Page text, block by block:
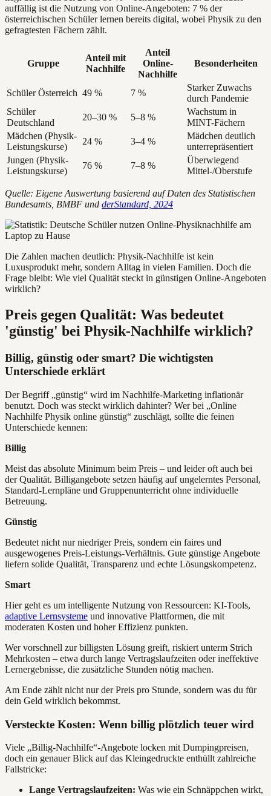
auffällig ist die Nutzung von Online-Angeboten: 7 % der
österreichischen Schüler lernen bereits digital, wobei Physik zu den
gefragtesten Fächern zählt.
Gruppe
Anteil mit
Nachhilfe
Anteil
Online-
Nachhilfe
Besonderheiten
Schüler Österreich 49 % 7 %
Starker Zuwachs
durch Pandemie
Schüler
Deutschland
20–30 % 5–8 %
Wachstum in
MINT-Fächern
Mädchen (Physik-
Leistungskurse)
24 % 3–4 %
Mädchen deutlich
unterrepräsentiert
Jungen (Physik-
Leistungskurse)
76 % 7–8 %
Überwiegend
Mittel-/Oberstufe
Quelle: Eigene Auswertung basierend auf Daten des Statistischen
Bundesamts, BMBF und derStandard, 2024
Die Zahlen machen deutlich: Physik-Nachhilfe ist kein
Luxusprodukt mehr, sondern Alltag in vielen Familien. Doch die
Frage bleibt: Wie viel Qualität steckt in günstigen Online-Angeboten
wirklich?
Preis gegen Qualität: Was bedeutet
'günstig' bei Physik-Nachhilfe wirklich?
Billig, günstig oder smart? Die wichtigsten
Unterschiede erklärt
Der Begriff „günstig“ wird im Nachhilfe-Marketing inflationär
benutzt. Doch was steckt wirklich dahinter? Wer bei „Online
Nachhilfe Physik online günstig“ zuschlägt, sollte die feinen
Unterschiede kennen:
Billig
Meist das absolute Minimum beim Preis – und leider oft auch bei
der Qualität. Billigangebote setzen häufig auf ungelerntes Personal,
Standard-Lernpläne und Gruppenunterricht ohne individuelle
Betreuung.
Günstig
Bedeutet nicht nur niedriger Preis, sondern ein faires und
ausgewogenes Preis-Leistungs-Verhältnis. Gute günstige Angebote
liefern solide Qualität, Transparenz und echte Lösungskompetenz.
Smart
Hier geht es um intelligente Nutzung von Ressourcen: KI-Tools,
adaptive Lernsysteme und innovative Plattformen, die mit
moderaten Kosten und hoher Effizienz punkten.
Wer vorschnell zur billigsten Lösung greift, riskiert unterm Strich
Mehrkosten – etwa durch lange Vertragslaufzeiten oder ineffektive
Lernergebnisse, die zusätzliche Stunden nötig machen.
Am Ende zählt nicht nur der Preis pro Stunde, sondern was du für
dein Geld wirklich bekommst.
Versteckte Kosten: Wenn billig plötzlich teuer wird
Viele „Billig-Nachhilfe“-Angebote locken mit Dumpingpreisen,
doch ein genauer Blick auf das Kleingedruckte enthüllt zahlreiche
Fallstricke:
Lange Vertragslaufzeiten: Was wie ein Schnäppchen wirkt,